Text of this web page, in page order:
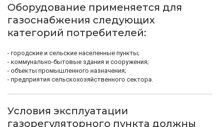
Оборудование применяется для
газоснабжения следующих
категорий потребителей:
- городские и сельские населенные пункты;
- коммунально-бытовые здания и сооружения;
- объекты промышленного назначения;
- предприятия сельскохозяйственного сектора.
Условия эксплуатации
газорегуляторного пункта должны